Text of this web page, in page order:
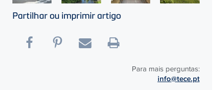
Partilhar ou imprimir artigo
Para mais perguntas:
info@tece.pt